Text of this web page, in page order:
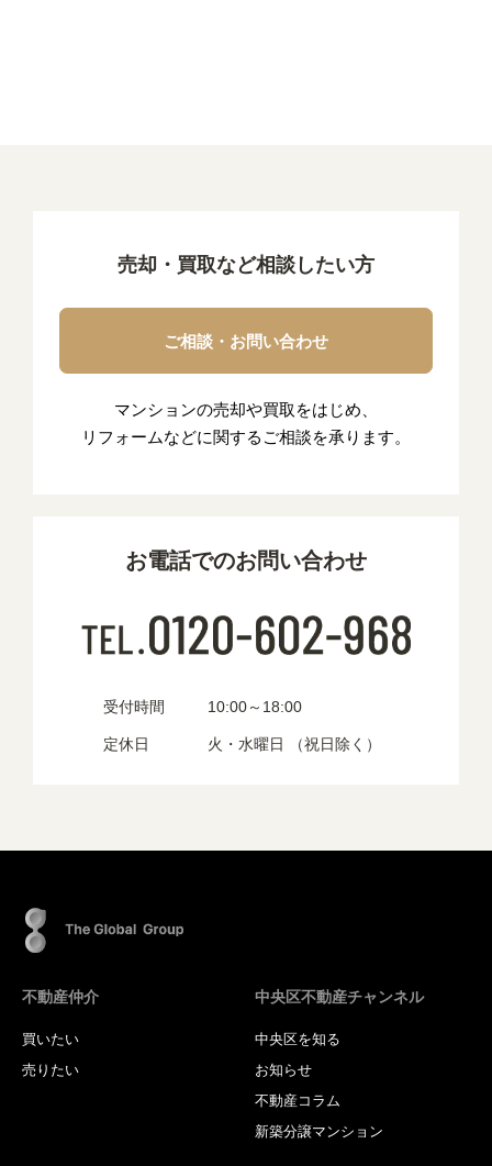
売却・買取など相談したい方
ご相談・お問い合わせ
マンションの売却や買取をはじめ、
リフォームなどに関するご相談を承ります。
お電話でのお問い合わせ
受付時間 10:00～18:00
定休日 火・水曜日 （祝日除く）
不動産仲介
買いたい
売りたい
中央区不動産チャンネル
中央区を知る
お知らせ
不動産コラム
新築分譲マンション